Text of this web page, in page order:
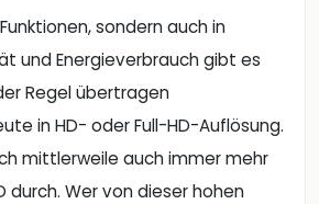
sondern auch in
und Energieverbrauch gibt es
Regel übertragen
in HD- oder Full-HD-Auflösung.
mittlerweile auch immer mehr
durch. Wer von dieser hohen